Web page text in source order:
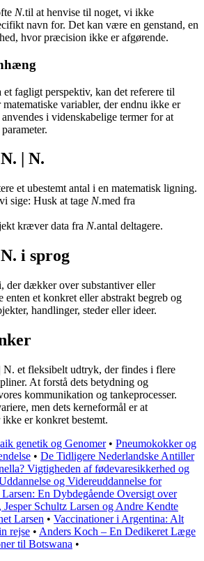
N.til at henvise til noget, vi ikke
navn for. Det kan være en genstand, en
hvor præcision ikke er afgørende.
fagligt perspektiv, kan det referere til
variabler, der endnu ikke er
i videnskabelige termer for at
| N.
et ubestemt antal i en matematisk ligning.
sige: Husk at tage N.med fra
kræver data fra N.antal deltagere.
i sprog
der dækker over substantiver eller
et konkret eller abstrakt begreb og
handlinger, steder eller ideer.
N. et fleksibelt udtryk, der findes i flere
At forstå dets betydning og
kommunikation og tankeprocesser.
men dets kerneformål er at
er konkret bestemt.
genetik og Genomer• Pneumokokker og
• De Tidligere Nederlandske Antiller
Vigtigheden af fødevaresikkerhed og
og Videreuddannelse for
Larsen: En Dybdegående Oversigt over
Jesper Schultz Larsen og Andre Kendte
Larsen • Vaccinationer i Argentina: Alt
rejse • Anders Koch – En Dedikeret Læge
til Botswana •